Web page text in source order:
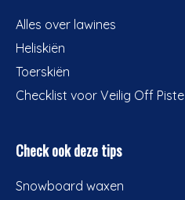
Alles over lawines
Heliskiën
Toerskiën
Checklist voor Veilig Off Piste
Check ook deze tips
Snowboard waxen